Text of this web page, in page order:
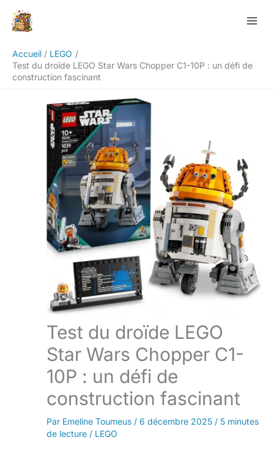
Accueil
LEGO
Test du droïde LEGO Star Wars Chopper C1-10P : un défi de
construction fascinant
Test du droïde LEGO
Star Wars Chopper C1-
10P : un défi de
construction fascinant
Par Emeline Toumeus / 6 décembre 2025 / 5 minutes
de lecture / LEGO
Rechercher